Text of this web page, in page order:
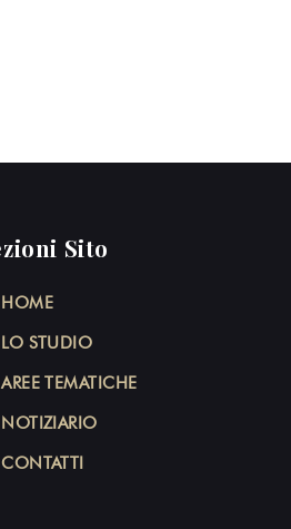
Sito
HOME
LO STUDIO
AREE TEMATICHE
NOTIZIARIO
CONTATTI